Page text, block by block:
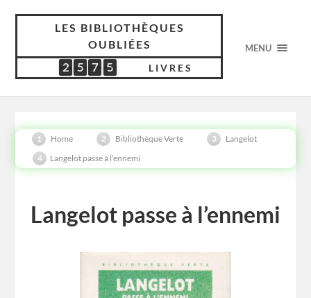
LES BIBLIOTHÈQUES
OUBLIÉES
2
5
2 5
5
5
5 7
2
7 5
4
5 LIVRES
MENU
Home Bibliothèque Verte
Langelot
Langelot passe à l’ennemi
Langelot passe à l’ennemi